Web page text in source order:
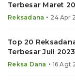
Terbesar Maret
Tertinggi
Reksadana • 24 Apr
Top 20
Terbesar Juli
Income Naik 20
Reksa Dana • 16 Agt